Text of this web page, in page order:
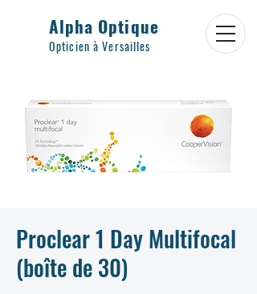
Alpha Optique
Opticien à Versailles
Proclear 1 Day Multifocal
(boîte de 30)